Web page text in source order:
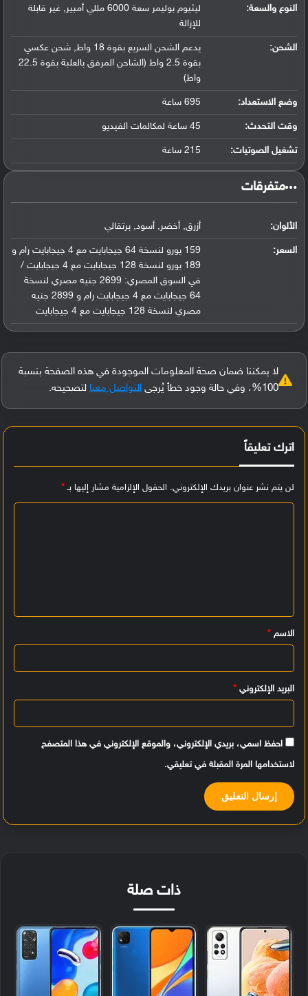
النوع والسعة:
ليثيوم بوليمر سعة 6000 مللي أمبير, غير قابلة
للإزالة
الشحن:
يدعم الشحن السريع بقوة 18 واط, شحن عكسي
بقوة 2.5 واط (الشاحن المرفق بالعلبة بقوة 22.5
واط)
وضع الاستعداد: 695 ساعة
وقت التحدث: 45 ساعة لمكالمات الفيديو
تشغيل الصوتيات: 215 ساعة
‏متفرقات‏
الألوان: أزرق, أخضر, أسود, برتقالي
السعر:
159 يورو لنسخة 64 جيجابايت مع 4 جيجابايت رام و
189 يورو لنسخة 128 جيجابايت مع 4 جيجابايت /
في السوق المصري: 2699 جنيه مصري لنسخة
64 جيجابايت مع 4 جيجابايت رام و 2899 جنيه
مصري لنسخة 128 جيجابايت مع 4 جيجابايت
لا يمكننا ضمان صحة المعلومات الموجودة في هذه الصفحة بنسبة
100%، وفي حالة وجود خطأ يُرجى
التواصل معنا لتصحيحه.
اترك تعليقاً
لن يتم نشر عنوان بريدك الإلكتروني. الحقول الإلزامية مشار إليها بـ*
ي
ق
الاسم *
البريد الإلكتروني *
احفظ اسمي، بريدي الإلكتروني، والموقع الإلكتروني في هذا المتصفح
لاستخدامها المرة المقبلة في تعليقي.
ذات صلة